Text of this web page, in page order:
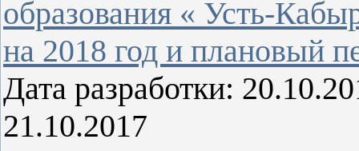
образования « Усть-
на 2018 год и плановый
Дата разработки:
21.10.2017